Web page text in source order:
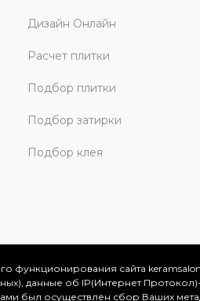
Дизайн Онлайн
Расчет плитки
Подбор плитки
Подбор затирки
Подбор клея
области, 2026
функционирования сайта
данные об IP(Интернет
был осуществлён сбор Ваших